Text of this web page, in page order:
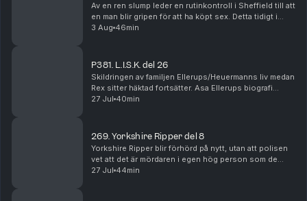
Av en ren slump leder en rutinkontroll i Sheffield till att
en man blir gripen för att ha köpt sex. Detta tidigt i
januari, 1981. Det visar sig dock att omständigheterna
3 Aug 46min
P381. L.I.S.K. del 26
Skildringen av familjen Ellerups/Heuermanns liv medan
Rex sitter häktad fortsätter. Asa Ellerups biografi
broderas ut, och familjen får dessutom besök av
27 Jul 40min
269. Yorkshire Ripper del 8
Yorkshire Ripper blir förhörd på nytt, utan att polisen
vet att det är mördaren i egen hög person som de
pratar med. Utredningens interna byråkrati försvagar
27 Jul 44min